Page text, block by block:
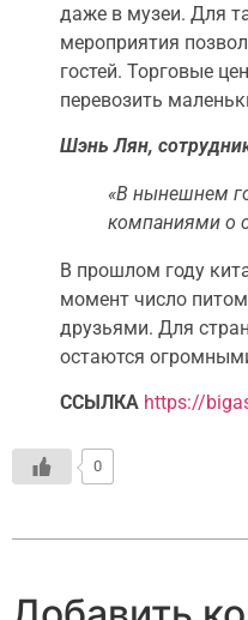
даже в музеи. Для
мероприятия
гостей. Торговые
перевозить
Шэнь Лян,
«В нынешнем
компаниями о
В прошлом году
момент число
друзьями. Для
остаются
ССЫЛКА https://
0